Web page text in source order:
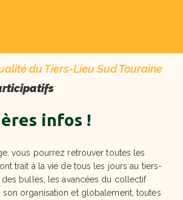
du Tiers-Lieu Sud Touraine
infos !
vous pourrez retrouver toutes les
trait à la vie de tous les jours au tiers-
des bulles, les avancées du collectif
son organisation et globalement, toutes